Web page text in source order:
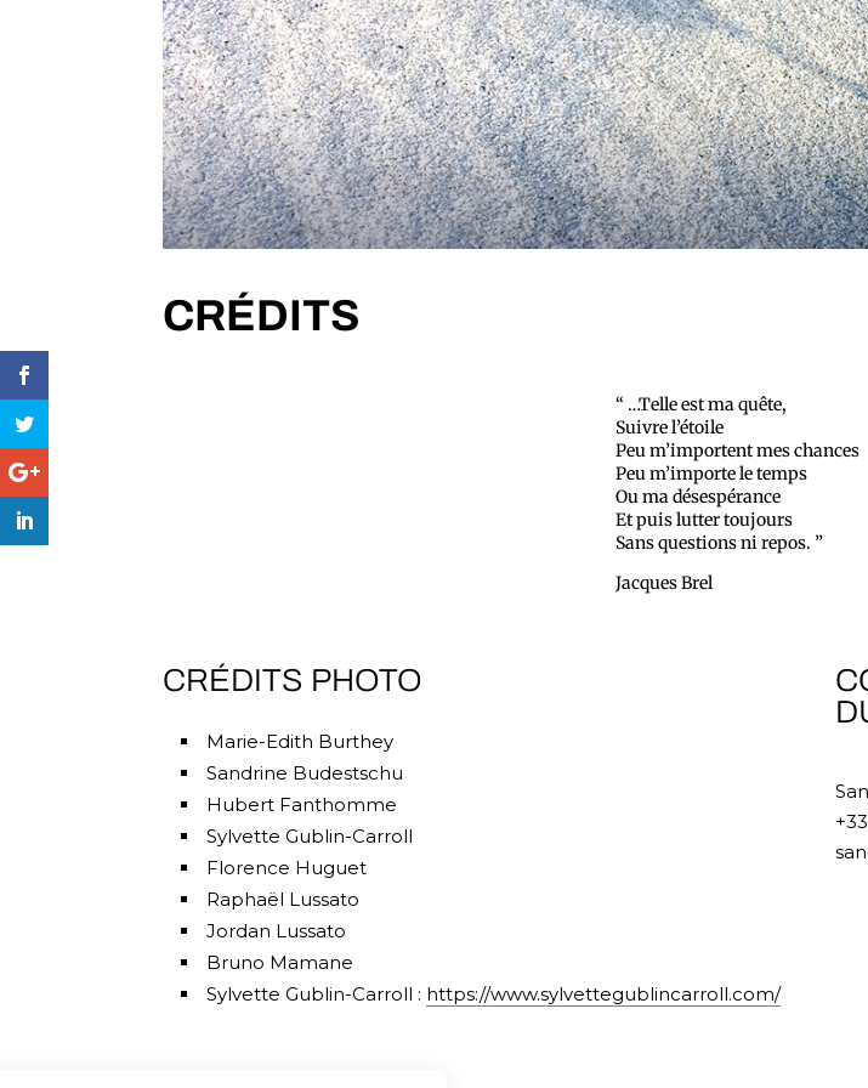
CRÉDITS
“ …Telle est ma quête,
Suivre l’étoile
Peu m’importent mes chances
Peu m’importe le temps
Ou ma désespérance
Et puis lutter toujours
Sans questions ni repos. ”
Jacques Brel
CRÉDITS PHOTO
Marie-Edith Burthey
Sandrine Budestschu
Hubert Fanthomme
Sylvette Gublin-Carroll
Florence Huguet
Raphaël Lussato
Jordan Lussato
Bruno Mamane
Sylvette Gublin-Carroll : https://www.sylvettegublincarroll.com/